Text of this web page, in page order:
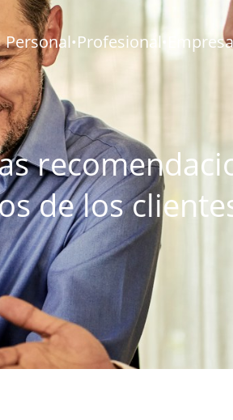
Personal•Profesional
de los